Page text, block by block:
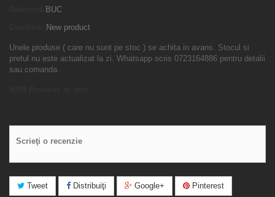
BUC
New product
Unele produse ( care nu sunt pe stoc ) se achita in avans. Stocul si
pretul nu este actualizat la zi. Whatsapp scris 0723164886 pentru detalii
sau comanda.
Scrieţi o recenzie
Tweet Distribuiţi Google+ Pinterest